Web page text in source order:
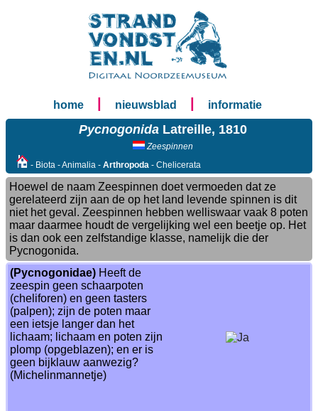
home nieuwsblad informatie
PycnogonidaLatreille, 1810
Zeespinnen
- Biota - Animalia - Arthropoda - Chelicerata
Hoewel de naam Zeespinnen doet vermoeden dat ze
gerelateerd zijn aan de op het land levende spinnen is dit
niet het geval. Zeespinnen hebben welliswaar vaak 8 poten
maar daarmee houdt de vergelijking wel een beetje op. Het
is dan ook een zelfstandige klasse, namelijk die der
Pycnogonida.
(Pycnogonidae) Heeft de
zeespin geen schaarpoten
(cheliforen) en geen tasters
(palpen); zijn de poten maar
een ietsje langer dan het
lichaam; lichaam en poten zijn
plomp (opgeblazen); en er is
geen bijklauw aanwezig?
(Michelinmannetje)